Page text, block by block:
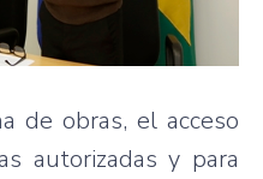
de obras, el acceso
autorizadas y para